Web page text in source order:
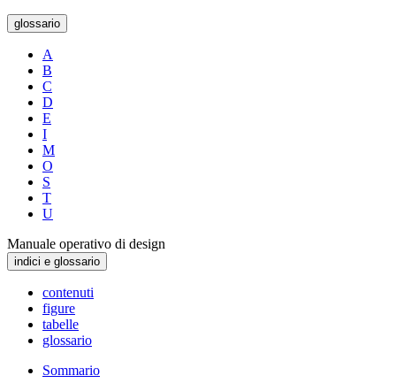
glossario
A
B
C
D
E
I
M
O
S
T
U
Manuale operativo di design
indici e glossario
contenuti
figure
tabelle
glossario
Sommario